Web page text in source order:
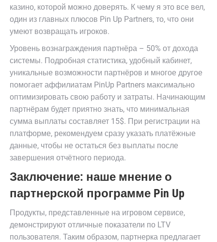
казино, которой можно доверять. К чему я это все вел,
один из главных плюсов Pin Up Partners, то, что они
умеют возвращать игроков.
Уровень вознаграждения партнёра – 50% от дохода
системы. Подробная статистика, удобный кабинет,
уникальные возможности партнёров и многое другое
помогает аффилиатам PinUp Partners максимально
оптимизировать свою работу и затраты. Начинающим
партнёрам будет приятно знать, что минимальная
сумма выплаты составляет 15$. При регистрации на
платформе, рекомендуем сразу указать платёжные
данные, чтобы не остаться без выплаты после
завершения отчётного периода.
Заключение: наше мнение о
партнерской программе Pin Up
Продукты, представленные на игровом сервисе,
демонстрируют отличные показатели по LTV
пользователя. Таким образом, партнерка предлагает